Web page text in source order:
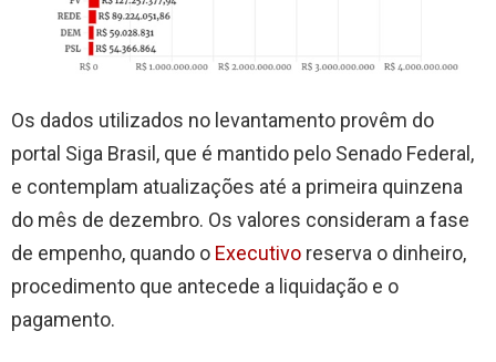
Os dados utilizados no levantamento provêm do
portal Siga Brasil, que é mantido pelo Senado Federal,
e contemplam atualizações até a primeira quinzena
do mês de dezembro. Os valores consideram a fase
de empenho, quando o Executivo reserva o dinheiro,
procedimento que antecede a liquidação e o
pagamento.